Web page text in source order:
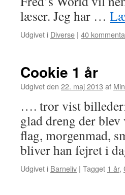
læser. Jeg har …
Udgivet i Diverse | 40
Cookie 1 år
Udgivet den 22. maj 2013 af
…. tror vist
glad dreng der
flag, morgenmad,
bliver han fejret i
Udgivet i Barneliv | Tagget 1 år,